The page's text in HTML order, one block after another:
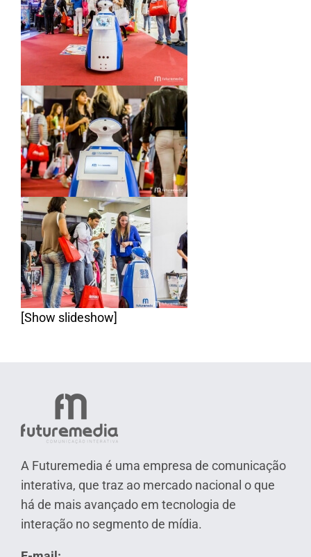
[Show slideshow]
A Futuremedia é uma empresa de comunicação
interativa, que traz ao mercado nacional o que
há de mais avançado em tecnologia de
interação no segmento de mídia.